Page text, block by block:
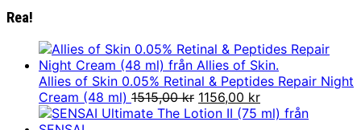
Rea!
Allies of Skin 0.05% Retinal & Peptides Repair Night
Cream (48 ml) 1515,00kr Det
ursprungliga
1156,00 krDet
nuvarande